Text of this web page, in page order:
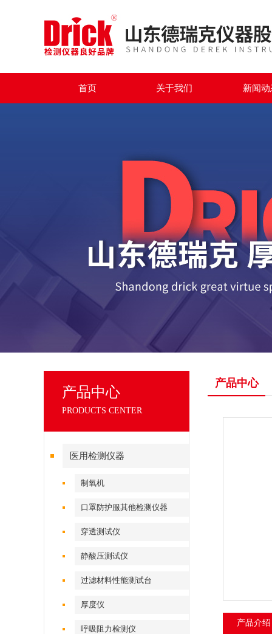
首页 关于我们 新闻动
产品中心
PRODUCTS CENTER
医用检测仪器
制氧机
口罩防护服其他检测仪器
穿透测试仪
静酸压测试仪
过滤材料性能测试台
厚度仪
呼吸阻力检测仪
产品中心
产品介绍